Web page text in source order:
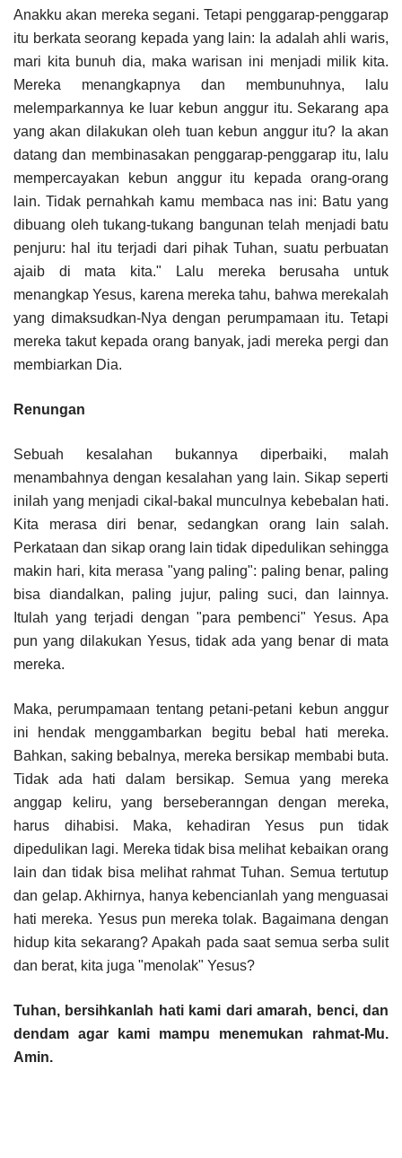
Anakku akan mereka segani. Tetapi penggarap-penggarap
itu berkata seorang kepada yang lain: Ia adalah ahli waris,
mari kita bunuh dia, maka warisan ini menjadi milik kita.
Mereka menangkapnya dan membunuhnya, lalu
melemparkannya ke luar kebun anggur itu. Sekarang apa
yang akan dilakukan oleh tuan kebun anggur itu? Ia akan
datang dan membinasakan penggarap-penggarap itu, lalu
mempercayakan kebun anggur itu kepada orang-orang
lain. Tidak pernahkah kamu membaca nas ini: Batu yang
dibuang oleh tukang-tukang bangunan telah menjadi batu
penjuru: hal itu terjadi dari pihak Tuhan, suatu perbuatan
ajaib di mata kita." Lalu mereka berusaha untuk
menangkap Yesus, karena mereka tahu, bahwa merekalah
yang dimaksudkan-Nya dengan perumpamaan itu. Tetapi
mereka takut kepada orang banyak, jadi mereka pergi dan
membiarkan Dia.
Renungan
Sebuah kesalahan bukannya diperbaiki, malah
menambahnya dengan kesalahan yang lain. Sikap seperti
inilah yang menjadi cikal-bakal munculnya kebebalan hati.
Kita merasa diri benar, sedangkan orang lain salah.
Perkataan dan sikap orang lain tidak dipedulikan sehingga
makin hari, kita merasa "yang paling": paling benar, paling
bisa diandalkan, paling jujur, paling suci, dan lainnya.
Itulah yang terjadi dengan "para pembenci" Yesus. Apa
pun yang dilakukan Yesus, tidak ada yang benar di mata
mereka.
Maka, perumpamaan tentang petani-petani kebun anggur
ini hendak menggambarkan begitu bebal hati mereka.
Bahkan, saking bebalnya, mereka bersikap membabi buta.
Tidak ada hati dalam bersikap. Semua yang mereka
anggap keliru, yang berseberanngan dengan mereka,
harus dihabisi. Maka, kehadiran Yesus pun tidak
dipedulikan lagi. Mereka tidak bisa melihat kebaikan orang
lain dan tidak bisa melihat rahmat Tuhan. Semua tertutup
dan gelap. Akhirnya, hanya kebencianlah yang menguasai
hati mereka. Yesus pun mereka tolak. Bagaimana dengan
hidup kita sekarang? Apakah pada saat semua serba sulit
dan berat, kita juga "menolak" Yesus?
Tuhan, bersihkanlah hati kami dari amarah, benci, dan
dendam agar kami mampu menemukan rahmat-Mu.
Amin.